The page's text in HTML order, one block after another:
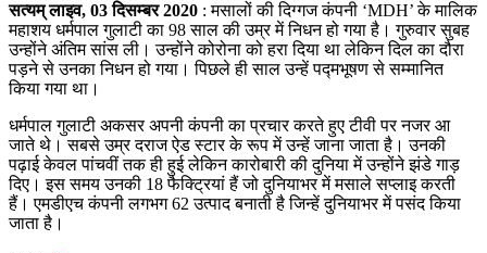
सत्‍यम् लाइव, 03 दिसम्बर 2020 : मसालों की दिग्गज कंपनी ‘MDH’ के मालिक
महाशय धर्मपाल गुलाटी का 98 साल की उम्र में निधन हो गया है। गुरुवार सुबह
उन्होंने अंतिम सांस ली। उन्होंने कोरोना को हरा दिया था लेकिन दिल का दौरा
पड़ने से उनका निधन हो गया। पिछले ही साल उन्हें पद्मभूषण से सम्मानित
किया गया था।
धर्मपाल गुलाटी अकसर अपनी कंपनी का प्रचार करते हुए टीवी पर नजर आ
जाते थे। सबसे उम्र दराज ऐड स्टार के रूप में उन्हें जाना जाता है। उनकी
पढ़ाई केवल पांचवीं तक ही हुई लेकिन कारोबारी की दुनिया में उन्होंने झंडे गाड़
दिए। इस समय उनकी 18 फैक्ट्रियां हैं जो दुनियाभर में मसाले सप्लाइ करती
हैं। एमडीएच कंपनी लगभग 62 उत्पाद बनाती है जिन्हें दुनियाभर में पसंद किया
जाता है।